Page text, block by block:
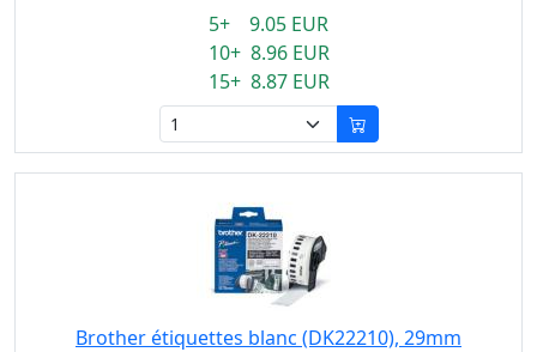
5+ 9.05 EUR
10+ 8.96 EUR
15+ 8.87 EUR
Brother étiquettes blanc (DK22210), 29mm